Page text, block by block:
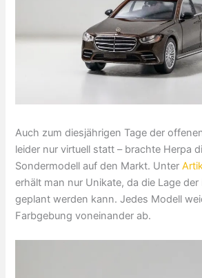
Auch zum diesjährigen Tage der
leider nur virtuell statt – brachte Herpa
Sondermodell auf den Markt. Unter
erhält man nur Unikate, da die Lage
geplant werden kann. Jedes Modell
Farbgebung voneinander ab.